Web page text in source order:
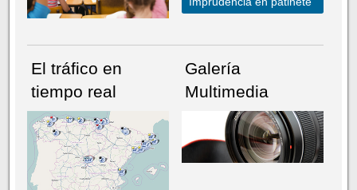
El tráfico en
tiempo real
Galería
Multimedia